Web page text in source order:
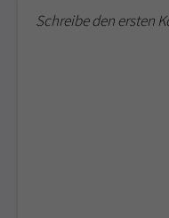
Schreibe den ersten